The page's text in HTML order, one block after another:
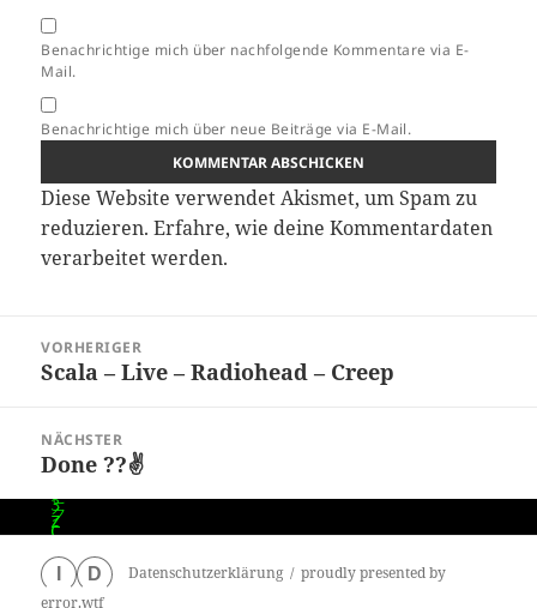
Benachrichtige mich über nachfolgende Kommentare via E-
Mail.
Benachrichtige mich über neue Beiträge via E-Mail.
Diese Website verwendet Akismet, um Spam zu
reduzieren.Erfahre, wie deine Kommentardaten
verarbeitet werden.
VORHERIGER
Vorheriger
Scala – Live – Radiohead – Creep
NÄCHSTER
Nächster
Beitrag:
Done ??✌
D Datenschutzerklärung
proudly presented by
error.wtf